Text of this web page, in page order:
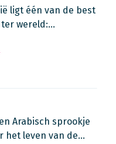
ligt één van de best
wereld:…
Arabisch sprookje
het leven van de…